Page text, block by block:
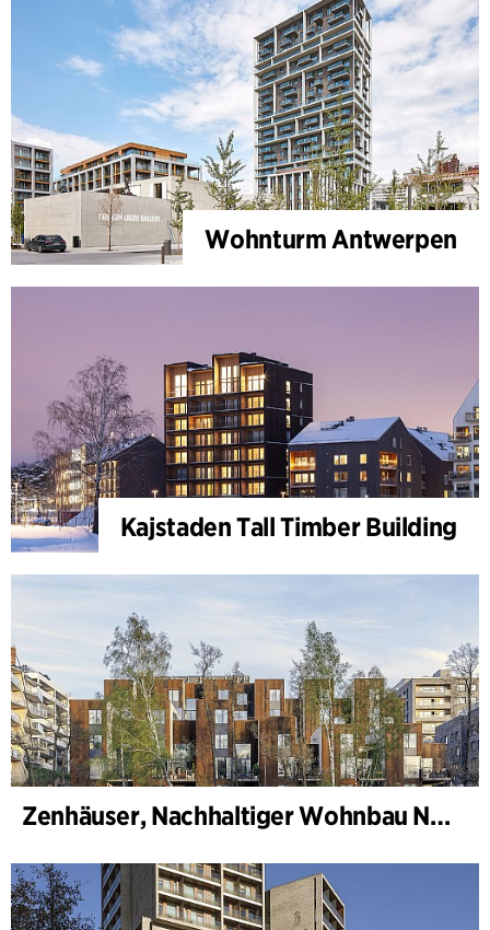
Wohnturm Antwerpen
Kajstaden Tall Timber Building
Zenhäuser, Nachhaltiger Wohnbau Norra Djurgårdsstaden